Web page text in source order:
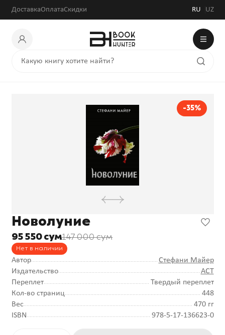
ДоставкаОплатаСкидки RU UZ
-35%
Новолуние
95 550 сум147 000 сум
Нет в наличии
Автор
Стефани Майер
Издательство
АСТ
Переплет
Твердый переплет
Кол-во страниц
448
Вес
470 гг
ISBN
978-5-17-136623-0